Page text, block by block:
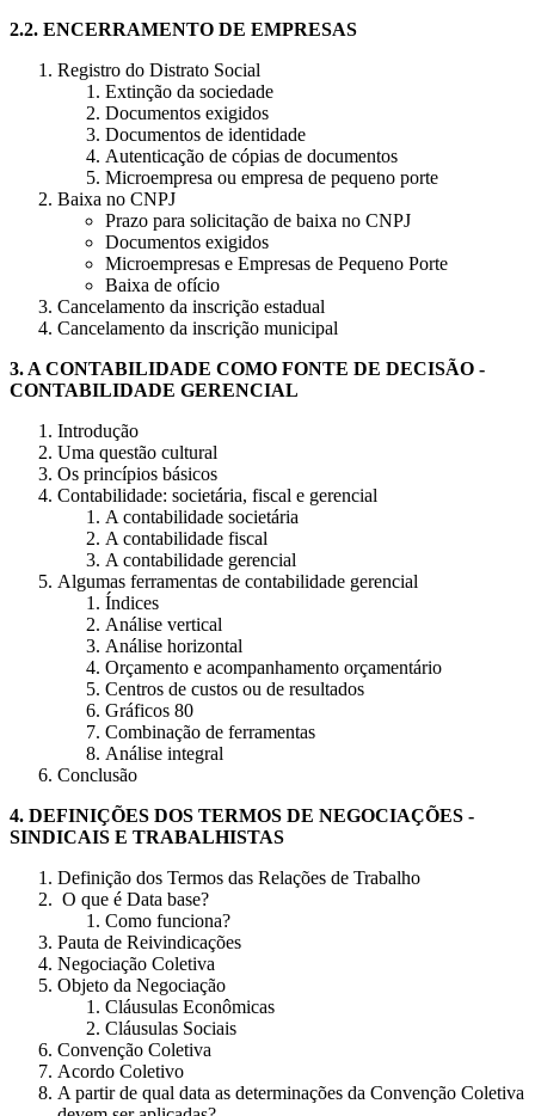
2.2. ENCERRAMENTO DE EMPRESAS
Registro do Distrato Social
Extinção da sociedade
Documentos exigidos
Documentos de identidade
Autenticação de cópias de documentos
Microempresa ou empresa de pequeno porte
Baixa no CNPJ
Prazo para solicitação de baixa no CNPJ
Documentos exigidos
Microempresas e Empresas de Pequeno Porte
Baixa de ofício
Cancelamento da inscrição estadual
Cancelamento da inscrição municipal
3. A CONTABILIDADE COMO FONTE DE DECISÃO -
CONTABILIDADE GERENCIAL
Introdução
Uma questão cultural
Os princípios básicos
Contabilidade: societária, fiscal e gerencial
A contabilidade societária
A contabilidade fiscal
A contabilidade gerencial
Algumas ferramentas de contabilidade gerencial
Índices
Análise vertical
Análise horizontal
Orçamento e acompanhamento orçamentário
Centros de custos ou de resultados
Gráficos 80
Combinação de ferramentas
Análise integral
Conclusão
4. DEFINIÇÕES DOS TERMOS DE NEGOCIAÇÕES -
SINDICAIS E TRABALHISTAS
Definição dos Termos das Relações de Trabalho
O que é Data base?
Como funciona?
Pauta de Reivindicações
Negociação Coletiva
Objeto da Negociação
Cláusulas Econômicas
Cláusulas Sociais
Convenção Coletiva
Acordo Coletivo
A partir de qual data as determinações da Convenção Coletiva